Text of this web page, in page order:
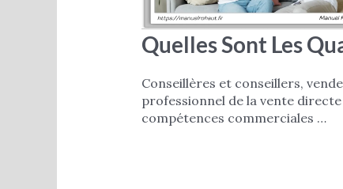
Quelles Sont Les
Conseillères et conseillers,
professionnel de la vente
compétences commerciales …